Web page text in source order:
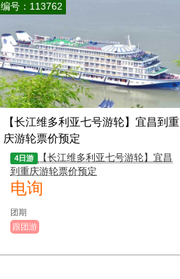
编号：113762
【长江维多利亚七号游轮】宜昌到重
庆游轮票价预定
4日游
【长江维多利亚七号游轮】宜昌
到重庆游轮票价预定
电询
团期
跟团游